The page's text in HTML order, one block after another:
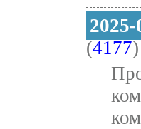
(4177)